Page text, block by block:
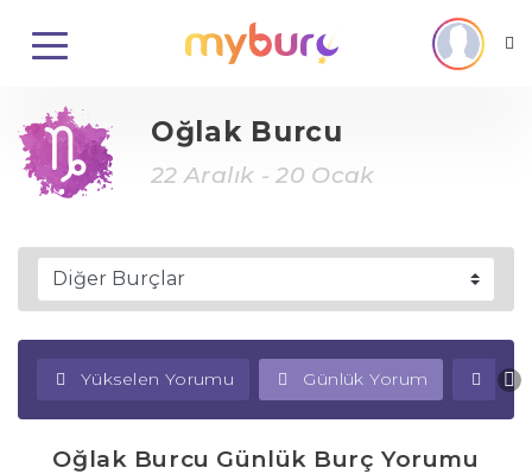
Oğlak Burcu
22 Aralık - 20 Ocak
Yükselen Yorumu Günlük Yorum
Oğlak Burcu Günlük Burç Yorumu